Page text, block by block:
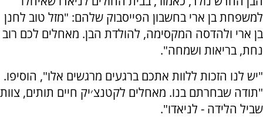
למשפחת בן ארי בחשבון הפייסבוק שלהם: "מזל טוב לחנן
בן ארי ולהדסה המקסימה, להולדת הבן. מאחלים לכם רוב
נחת, בריאות ושמחה".
"יש לנו הזכות ללוות אתכם ברגעים מרגשים אלו", הוסיפו.
"תודה שבחרתם בנו. מאחלים לקטנצ׳יק חיים תותים, צוות
שביל הלידה - לניאדו".